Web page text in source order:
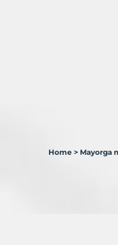
Home > Mayorga